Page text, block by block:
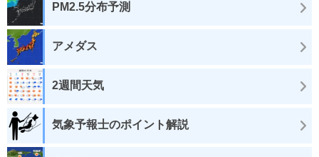
PM2.5分布予測
アメダス
2週間天気
気象予報士のポイント解説